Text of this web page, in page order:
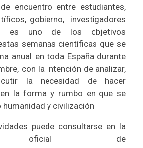
encuentro entre estudiantes,
gobierno, investigadores
es uno de los objetivos
semanas científicas que se
anual en toda España durante
con la intención de analizar,
la necesidad de hacer
la forma y rumbo en que se
humanidad y civilización.
puede consultarse en la
oficial de